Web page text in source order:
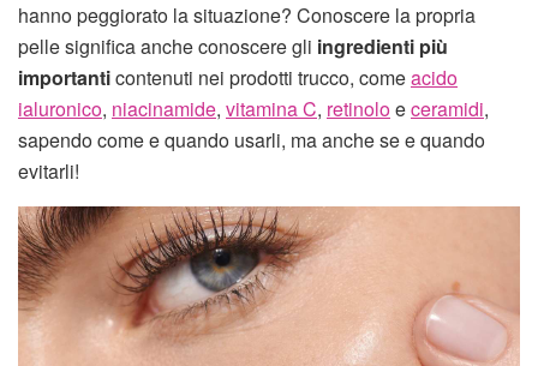
hanno peggiorato la situazione? Conoscere la propria
pelle significa anche conoscere gli ingredienti più
importanticontenuti nei prodotti trucco, comeacido
ialuronico, niacinamide, vitamina C, retinoloeceramidi,
sapendo come e quando usarli, ma anche se e quando
evitarli!